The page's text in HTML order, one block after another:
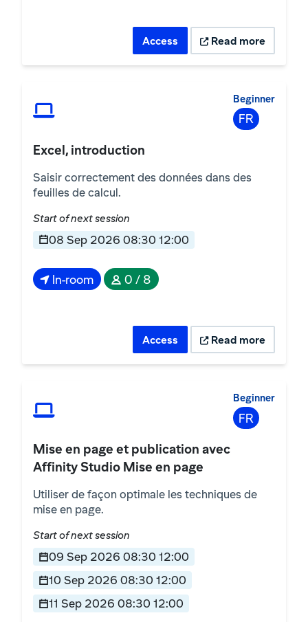
Access Read more
Beginner
FR
Excel, introduction
Saisir correctement des données dans des
feuilles de calcul.
Start of next session
08 Sep 2026 08:30 12:00
In-room 0 / 8
Access Read more
Beginner
FR
Mise en page et publication avec
Affinity Studio Mise en page
Utiliser de façon optimale les techniques de
mise en page.
Start of next session
09 Sep 2026 08:30 12:00
10 Sep 2026 08:30 12:00
11 Sep 2026 08:30 12:00